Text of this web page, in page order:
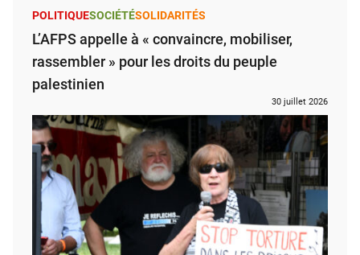
POLITIQUESOCIÉTÉSOLIDARITÉS
L’AFPS appelle à « convaincre, mobiliser,
rassembler » pour les droits du peuple
palestinien
30 juillet 2026